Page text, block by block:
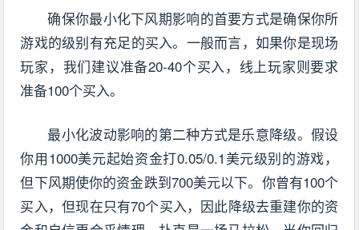
确保你最小化下风期影响的首要方式是确保你所
游戏的级别有充足的买入。一般而言，如果你是现场
玩家，我们建议准备20-40个买入，线上玩家则要求
准备100个买入。
最小化波动影响的第二种方式是乐意降级。假设
你用1000美元起始资金打0.05/0.1美元级别的游戏，
但下风期使你的资金跌到700美元以下。你曾有100个
买入，但现在只有70个买入，因此降级去重建你的资